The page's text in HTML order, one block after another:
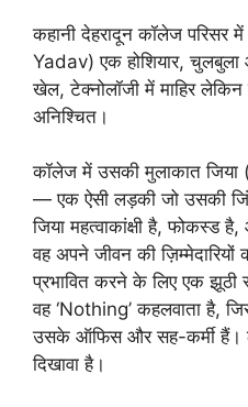
कहानी देहरादून कॉलेज परिसर
Yadav) एक होशियार,
खेल, टेक्नोलॉजी में माहिर
अनिश्चित।
कॉलेज में उसकी मुलाकात
— एक ऐसी लड़की जो उसकी
जिया महत्वाकांक्षी है, फोकस्ड
वह अपने जीवन की
प्रभावित करने के लिए एक झूठी
वह ‘Nothing’ कहलवाता है,
उसके ऑफिस और सह-कर्मी हैं।
दिखावा है।